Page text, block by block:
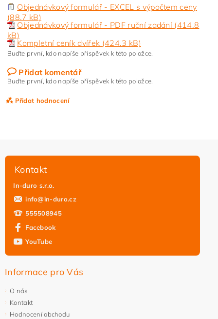
Objednávkový formulář - EXCEL s výpočtem ceny
(88.7 kB)
Objednávkový formulář - PDF ruční zadání (414.8
kB)
Kompletní ceník dvířek (424.3 kB)
Buďte první, kdo napíše příspěvek k této položce.
Přidat komentář
Buďte první, kdo napíše příspěvek k této položce.
Přidat hodnocení
osobních údajů
Kontakt
In-duro s.r.o.
info@in-duro.cz
555508945
Facebook
YouTube
Informace pro Vás
O nás
Kontakt
Hodnocení obchodu